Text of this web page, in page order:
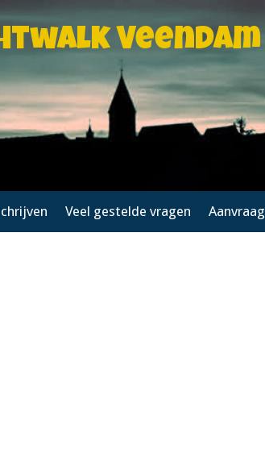
Veendam
Veel gestelde vragen Aanvraag